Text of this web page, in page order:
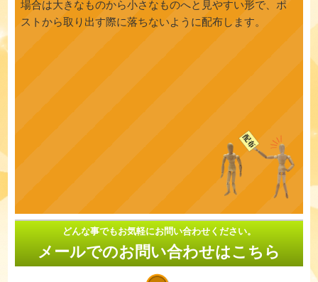
場合は大きなものから小さなものへと見やすい形で、ポ
ストから取り出す際に落ちないように配布します。
どんな事でもお気軽にお問い合わせください。
メールでのお問い合わせはこちら